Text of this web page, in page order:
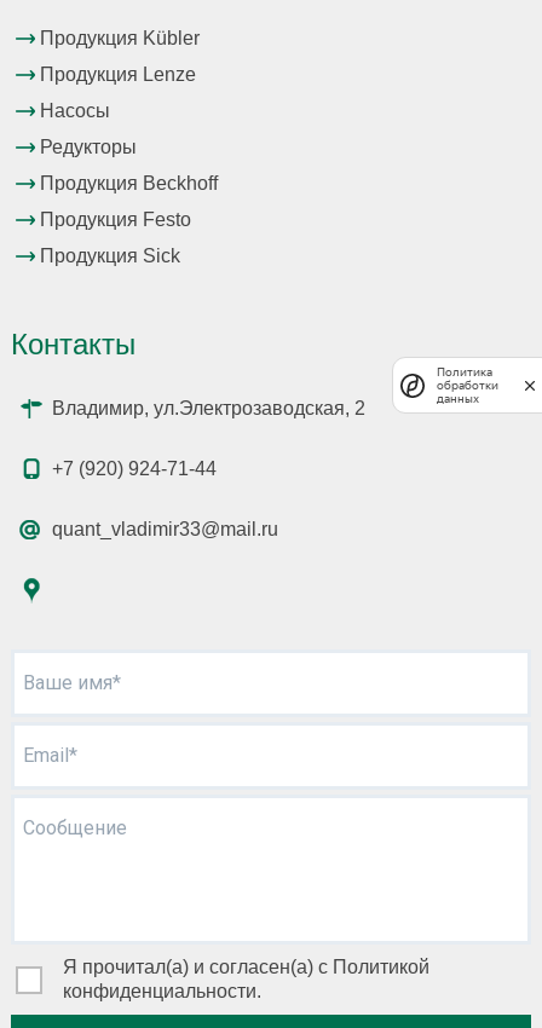
Продукция Kübler
Продукция Lenze
Насосы
Редукторы
Продукция Beckhoff
Продукция Festo
Продукция Sick
Контакты
Владимир, ул.Электрозаводская, 2
+7 (920) 924-71-44
quant_vladimir33@mail.ru
Ваше имя*
Email*
Сообщение
Я прочитал(а) и согласен(а) с Политикой
конфиденциальности.
Политика
обработки
данных